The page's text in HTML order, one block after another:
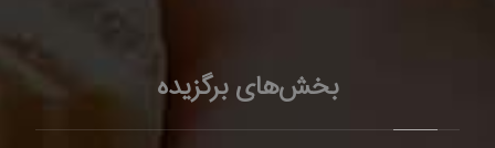
بخش‌های برگزیده